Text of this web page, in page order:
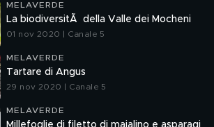
MELAVERDE
La biodiversitÃ della Valle dei Mocheni
01 nov 2020 | Canale 5
MELAVERDE
Tartare di Angus
29 nov 2020 | Canale 5
MELAVERDE
Millefoglie di filetto di maialino e asparagi